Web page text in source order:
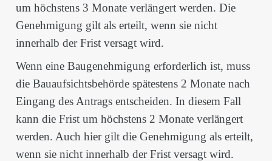
um höchstens 3 Monate verlängert werden. Die
Genehmigung gilt als erteilt, wenn sie nicht
innerhalb der Frist versagt wird.
Wenn eine Baugenehmigung erforderlich ist, muss
die Bauaufsichtsbehörde spätestens 2 Monate nach
Eingang des Antrags entscheiden. In diesem Fall
kann die Frist um höchstens 2 Monate verlängert
werden. Auch hier gilt die Genehmigung als erteilt,
wenn sie nicht innerhalb der Frist versagt wird.